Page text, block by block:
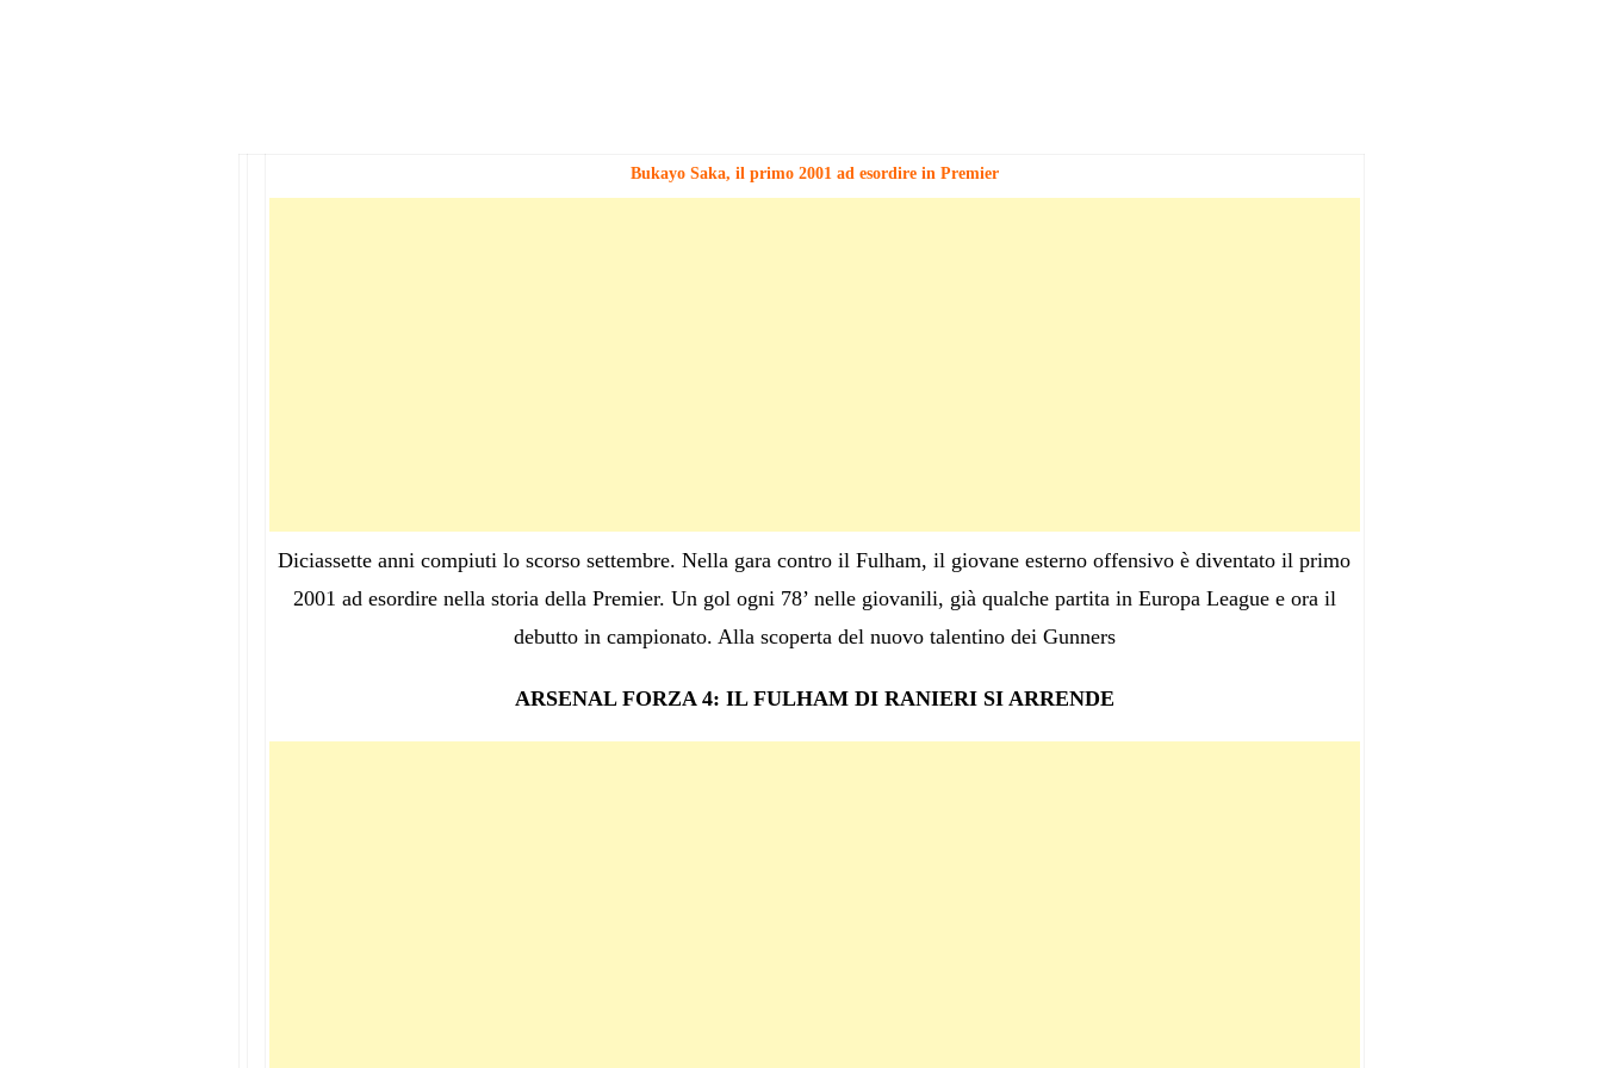
Bukayo Saka, il primo 2001 ad esordire in Premier
Diciassette anni compiuti lo scorso settembre. Nella gara contro il Fulham, il giovane esterno offensivo è diventato il primo
2001 ad esordire nella storia della Premier. Un gol ogni 78’ nelle giovanili, già qualche partita in Europa League e ora il
debutto in campionato. Alla scoperta del nuovo talentino dei Gunners
ARSENAL FORZA 4: IL FULHAM DI RANIERI SI ARRENDE